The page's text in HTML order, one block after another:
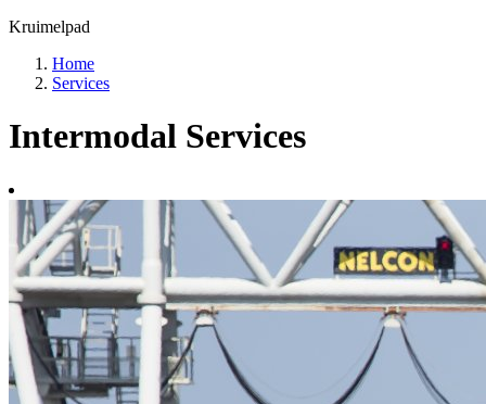
Kruimelpad
Home
Services
Intermodal Services